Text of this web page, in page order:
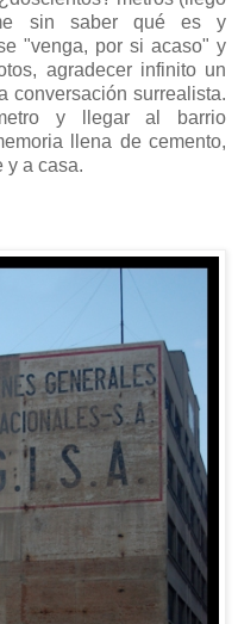
sin saber qué es y
"venga, por si acaso" y
agradecer infinito un
conversación surrealista.
y llegar al barrio
llena de cemento,
y a casa.